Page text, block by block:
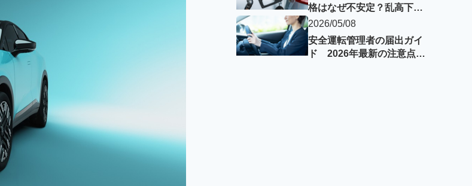
格はなぜ不安定？乱高下す
る理由とEVという選択肢
2026/05/08
安全運転管理者の届出ガイ
ド 2026年最新の注意点と